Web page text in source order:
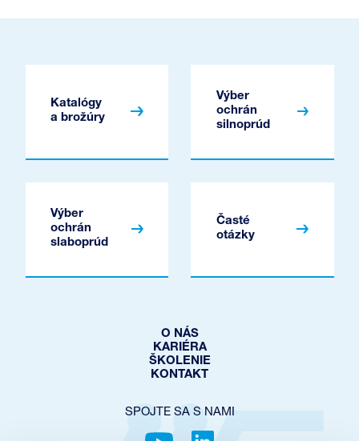
Katalógy
a brožúry
Výber
ochrán
silnoprúd
Výber
ochrán
slaboprúd
Časté
otázky
O NÁS
KARIÉRA
ŠKOLENIE
KONTAKT
SPOJTE SA S NAMI